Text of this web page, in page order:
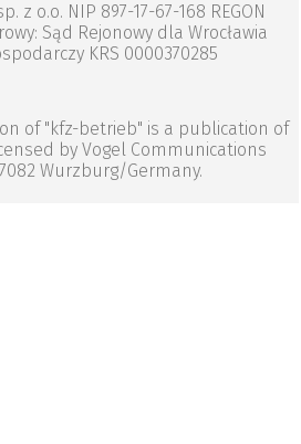
z o.o. NIP 897-17-67-168 REGON
Sąd Rejonowy dla Wrocławia
KRS 0000370285
of "kfz-betrieb" is a publication of
by Vogel Communications
Wurzburg/Germany.